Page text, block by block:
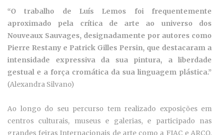
“O trabalho de Luís Lemos foi frequentemente
aproximado pela crítica de arte ao universo dos
Nouveaux Sauvages, designadamente por autores como
Pierre Restany e Patrick Gilles Persin, que destacaram a
intensidade expressiva da sua pintura, a liberdade
gestual e a força cromática da sua linguagem plástica.”
(Alexandra Silvano)
Ao longo do seu percurso tem realizado exposições em
centros culturais, museus e galerias, e participado nas
grandes feiras Internacionais de arte como a FIAC e ARCO,